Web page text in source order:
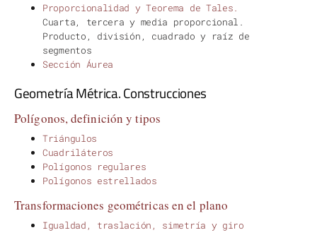
Proporcionalidad y Teorema de Tales.
Cuarta, tercera y media proporcional.
Producto, división, cuadrado y raíz de
segmentos
Sección Áurea
Geometría Métrica. Construcciones
Polígonos, definición y tipos
Triángulos
Cuadriláteros
Polígonos regulares
Polígonos estrellados
Transformaciones geométricas en el plano
Igualdad, traslación, simetría y giro